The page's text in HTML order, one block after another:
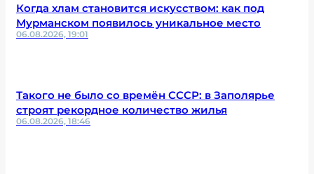
Когда хлам становится искусством: как под
Мурманском появилось уникальное место
06.08.2026, 19:01
Такого не было со времён СССР: в Заполярье
строят рекордное количество жилья
06.08.2026, 18:46